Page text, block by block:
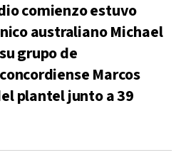
comienzo estuvo
australiano Michael
grupo de
Marcos
plantel junto a 39